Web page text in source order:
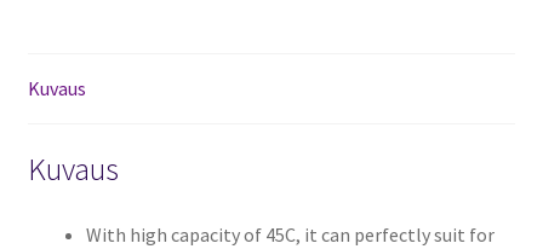
Kuvaus
Kuvaus
With high capacity of 45C, it can perfectly suit for